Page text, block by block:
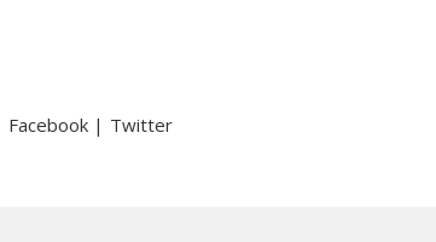
Facebook Twitter